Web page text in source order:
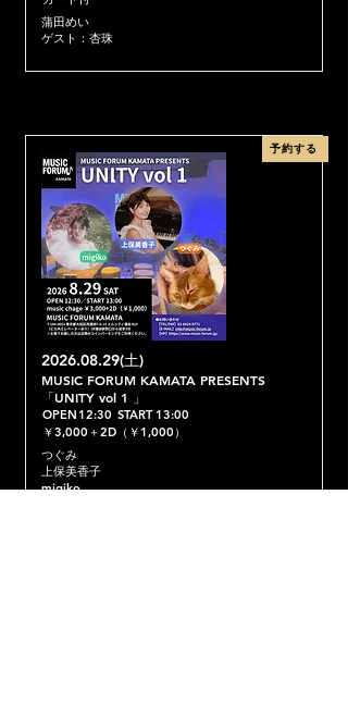
蒲田めい
ゲスト：杏珠
予約する
2026.08.29(土)
MUSIC FORUM KAMATA PRESENTS
「UNITY vol 1 」
OPEN 12:30 START 13:00
￥3,000＋2D（￥1,000）
つぐみ
上保美香子
migiko